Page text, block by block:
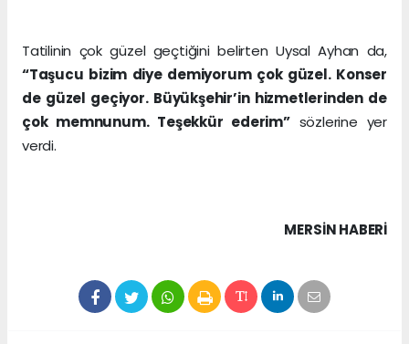
Tatilinin çok güzel geçtiğini belirten Uysal Ayhan da,
“Taşucu bizim diye demiyorum çok güzel. Konser
de güzel geçiyor. Büyükşehir’in hizmetlerinden de
çok memnunum. Teşekkür ederim”sözlerine yer
verdi.
MERSIN HABERİ